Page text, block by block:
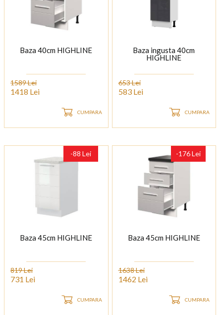
Baza 40cm HIGHLINE
1589 Lei
1418 Lei
CUMPARA
Baza ingusta 40cm
HIGHLINE
653 Lei
583 Lei
CUMPARA
-88 Lei
Baza 45cm HIGHLINE
819 Lei
731 Lei
CUMPARA
-176 Lei
Baza 45cm HIGHLINE
1638 Lei
1462 Lei
CUMPARA